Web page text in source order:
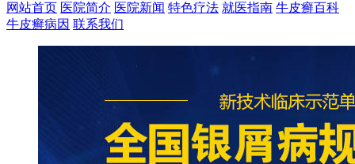
网站首页 医院简介 医院新闻 特色疗法 就医指南 牛皮癣百科
牛皮癣病因 联系我们